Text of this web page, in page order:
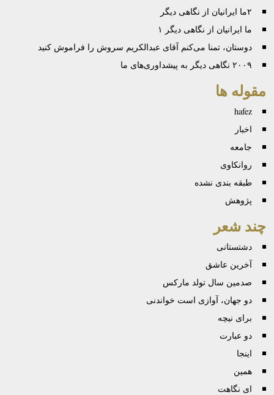
۲ما ایرانیان از نگاهی دیگر
ما ایرانیان از نگاهی دیگر ۱
دوستان، تمنا می‌کنم آقای عبدالکريم سروش را فراموش کنيد
۲۰۰۹ نگاهی دیگر به پیشداوری‌های ما
مقوله ها
hafez
اخبار
جامعه
روانكاوی
طبقه بندی نشده
پژوهش
چند شعر
دشتستانی
آخرین عاشق
صدمین سال تولد مارکس
دو جهان، آوازی است خواندنی
برای نیچه
دو عبارت
اینجا
همین
ای نگاهت